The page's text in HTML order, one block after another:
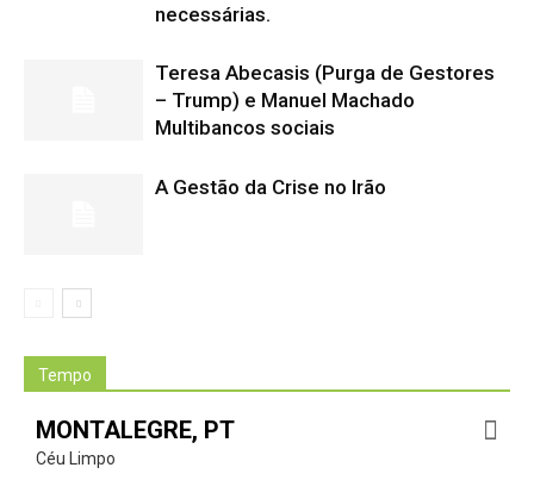
necessárias.
Teresa Abecasis (Purga de Gestores
– Trump) e Manuel Machado
Multibancos sociais
A Gestão da Crise no Irão
Tempo
MONTALEGRE, PT
Céu Limpo